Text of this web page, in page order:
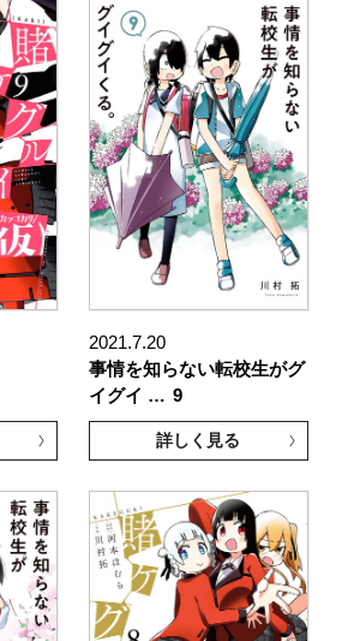
2021.7.20
事情を知らない転校生がグ
イグイ … 9
詳しく見る